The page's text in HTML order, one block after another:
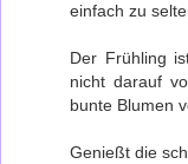
einfach zu
Der Frühling
nicht darauf
bunte Blumen
Genießt die